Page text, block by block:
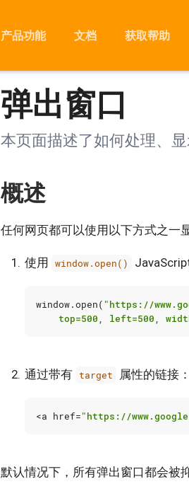
产品功能 文档 获取帮助
我们建议您升级至
如果您有任何疑问或在升
弹出窗口
本页面描述了如何处理、显
概述
任何网页都可以使用以下方式之一
使用 window.open()
window.open( "https://
top=500, left=500,
通过带有 target 属性的链接：
<a href="https://
默认情况下，所有弹出窗口都会被抑